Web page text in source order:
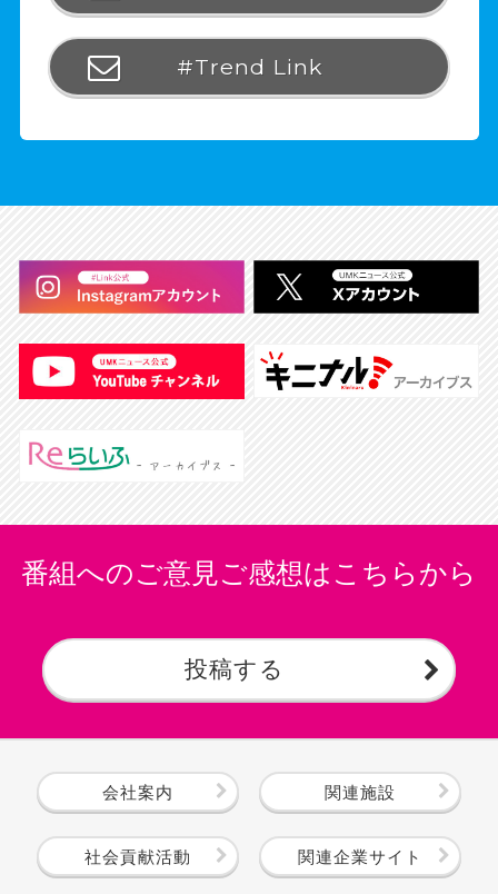
#Trend Link
番組へのご意見ご感想はこちらから
投稿する
会社案内 関連施設
社会貢献活動 関連企業サイト